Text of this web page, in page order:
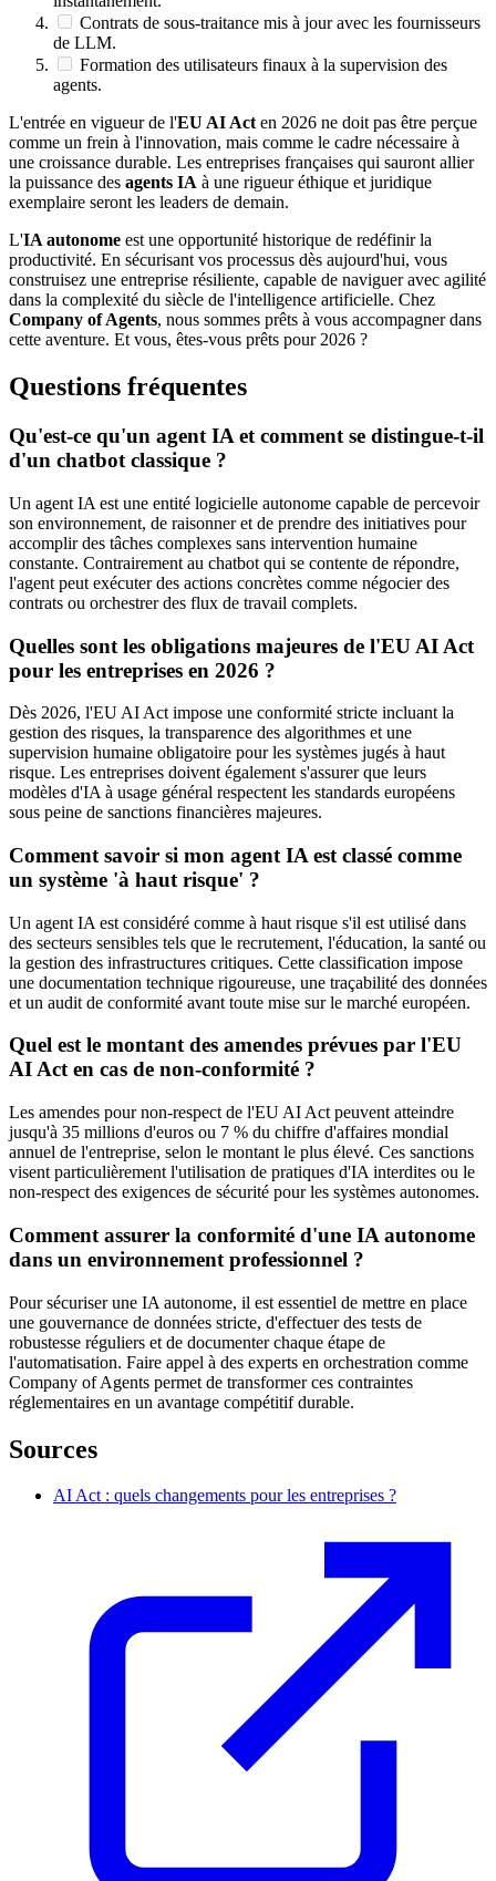
Contrats de sous-traitance mis à jour avec les fournisseurs
de LLM.
Formation des utilisateurs finaux à la supervision des
agents.
L'entrée en vigueur de l'EU AI Act en 2026 ne doit pas être perçue
comme un frein à l'innovation, mais comme le cadre nécessaire à
une croissance durable. Les entreprises françaises qui sauront allier
la puissance des agents IA à une rigueur éthique et juridique
exemplaire seront les leaders de demain.
L'IA autonome est une opportunité historique de redéfinir la
productivité. En sécurisant vos processus dès aujourd'hui, vous
construisez une entreprise résiliente, capable de naviguer avec agilité
dans la complexité du siècle de l'intelligence artificielle. Chez
Company of Agents, nous sommes prêts à vous accompagner dans
cette aventure. Et vous, êtes-vous prêts pour 2026 ?
Questions fréquentes
Qu'est-ce qu'un agent IA et comment se distingue-t-il
d'un chatbot classique ?
Un agent IA est une entité logicielle autonome capable de percevoir
son environnement, de raisonner et de prendre des initiatives pour
accomplir des tâches complexes sans intervention humaine
constante. Contrairement au chatbot qui se contente de répondre,
l'agent peut exécuter des actions concrètes comme négocier des
contrats ou orchestrer des flux de travail complets.
Quelles sont les obligations majeures de l'EU AI Act
pour les entreprises en 2026 ?
Dès 2026, l'EU AI Act impose une conformité stricte incluant la
gestion des risques, la transparence des algorithmes et une
supervision humaine obligatoire pour les systèmes jugés à haut
risque. Les entreprises doivent également s'assurer que leurs
modèles d'IA à usage général respectent les standards européens
sous peine de sanctions financières majeures.
Comment savoir si mon agent IA est classé comme
un système 'à haut risque' ?
Un agent IA est considéré comme à haut risque s'il est utilisé dans
des secteurs sensibles tels que le recrutement, l'éducation, la santé ou
la gestion des infrastructures critiques. Cette classification impose
une documentation technique rigoureuse, une traçabilité des données
et un audit de conformité avant toute mise sur le marché européen.
Quel est le montant des amendes prévues par l'EU
AI Act en cas de non-conformité ?
Les amendes pour non-respect de l'EU AI Act peuvent atteindre
jusqu'à 35 millions d'euros ou 7 % du chiffre d'affaires mondial
annuel de l'entreprise, selon le montant le plus élevé. Ces sanctions
visent particulièrement l'utilisation de pratiques d'IA interdites ou le
non-respect des exigences de sécurité pour les systèmes autonomes.
Comment assurer la conformité d'une IA autonome
dans un environnement professionnel ?
Pour sécuriser une IA autonome, il est essentiel de mettre en place
une gouvernance de données stricte, d'effectuer des tests de
robustesse réguliers et de documenter chaque étape de
l'automatisation. Faire appel à des experts en orchestration comme
Company of Agents permet de transformer ces contraintes
réglementaires en un avantage compétitif durable.
Sources
AI Act : quels changements pour les entreprises ?